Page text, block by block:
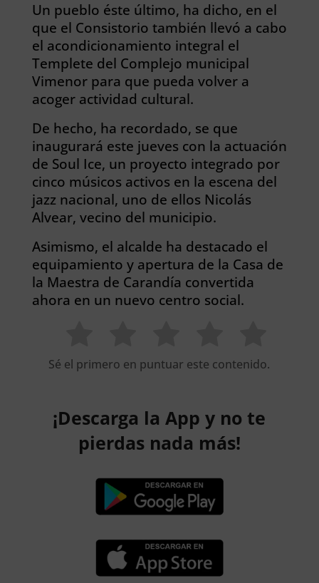
Un pueblo éste último, ha dicho, en el
que el Consistorio también llevó a cabo
el acondicionamiento integral el
Templete del Complejo municipal
Vimenor para que pueda volver a
acoger actividad cultural.
De hecho, ha recordado, se que
inaugurará este jueves con la actuación
de Soul Ice, un proyecto integrado por
cinco músicos activos en la escena del
jazz nacional, uno de ellos Nicolás
Alvear, vecino del municipio.
Asimismo, el alcalde ha destacado el
equipamiento y apertura de la Casa de
la Maestra de Carandía convertida
ahora en un nuevo centro social.
Sé el primero en puntuar este contenido.
¡Descarga la App y no te
pierdas nada más!